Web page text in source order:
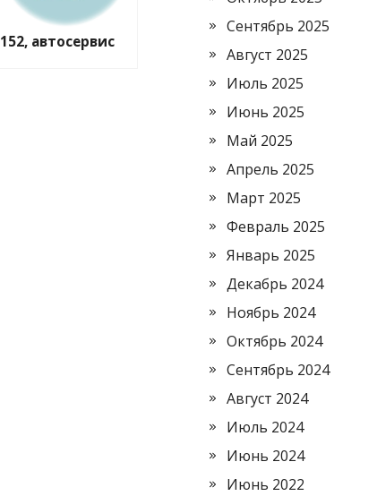
152, автосервис
Сентябрь 2025
Август 2025
Июль 2025
Июнь 2025
Май 2025
Апрель 2025
Март 2025
Февраль 2025
Январь 2025
Декабрь 2024
Ноябрь 2024
Октябрь 2024
Сентябрь 2024
Август 2024
Июль 2024
Июнь 2024
Июнь 2022